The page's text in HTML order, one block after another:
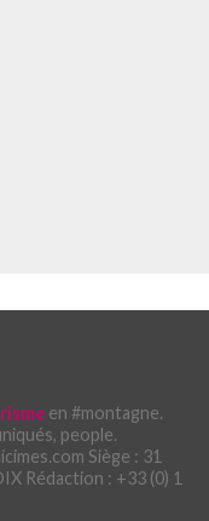
en #montagne.
people.
Siège : 31
Rédaction : +33 (0) 1